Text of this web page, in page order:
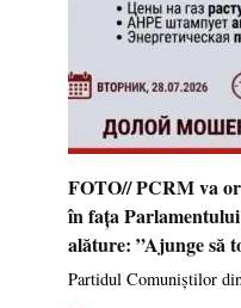
FOTO// PCRM va
în fața
alăture: ”Ajunge să
Partidul Comuniștilor